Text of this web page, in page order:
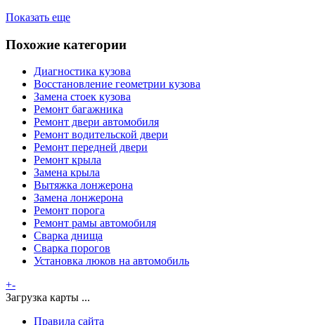
Показать еще
Похожие категории
Диагностика кузова
Восстановление геометрии кузова
Замена стоек кузова
Ремонт багажника
Ремонт двери автомобиля
Ремонт водительской двери
Ремонт передней двери
Ремонт крыла
Замена крыла
Вытяжка лонжерона
Замена лонжерона
Ремонт порога
Ремонт рамы автомобиля
Сварка днища
Сварка порогов
Установка люков на автомобиль
+-
Загрузка карты ...
Правила сайта